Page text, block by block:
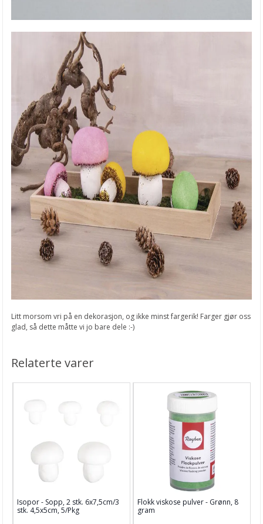
Litt morsom vri på en dekorasjon, og ikke minst fargerik! Farger gjør oss
glad, så dette måtte vi jo bare dele :-)
Relaterte varer
Isopor - Sopp, 2 stk. 6x7,5cm/3
stk. 4,5x5cm, 5/Pkg
Flokk viskose pulver - Grønn, 8
gram